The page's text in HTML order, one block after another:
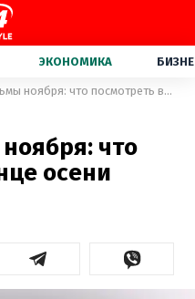
ЭКОНОМИКА
Лучшие фильмы ноября: что посмотреть в конце осени
что
осени